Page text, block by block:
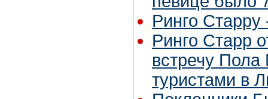
Ринго Старру
Ринго Старр
встречу Пола
туристами в